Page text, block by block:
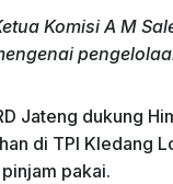
e
gr
a
m
ai ar
e
Komisi A M
Jateng dukung
di TPI Kledang
pakai.